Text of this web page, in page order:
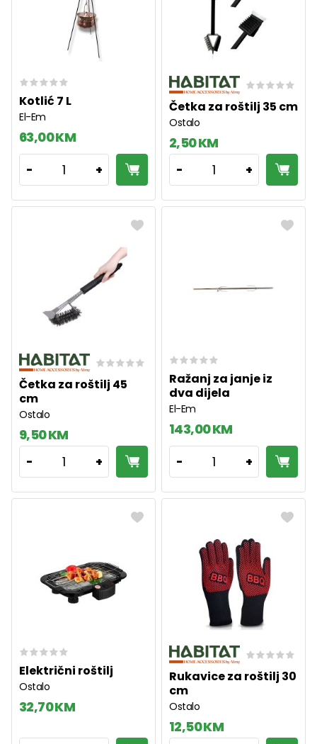
Kotlić 7 L
El-Em
63,00 KM
- 1 +
Četka za roštilj 35 cm
Ostalo
2,50 KM
- 1 +
Četka za roštilj 45
cm
Ostalo
9,50 KM
- 1 +
Ražanj za janje iz
dva dijela
El-Em
143,00 KM
- 1 +
Električni roštilj
Ostalo
32,70 KM
Rukavice za roštilj 30
cm
Ostalo
12,50 KM